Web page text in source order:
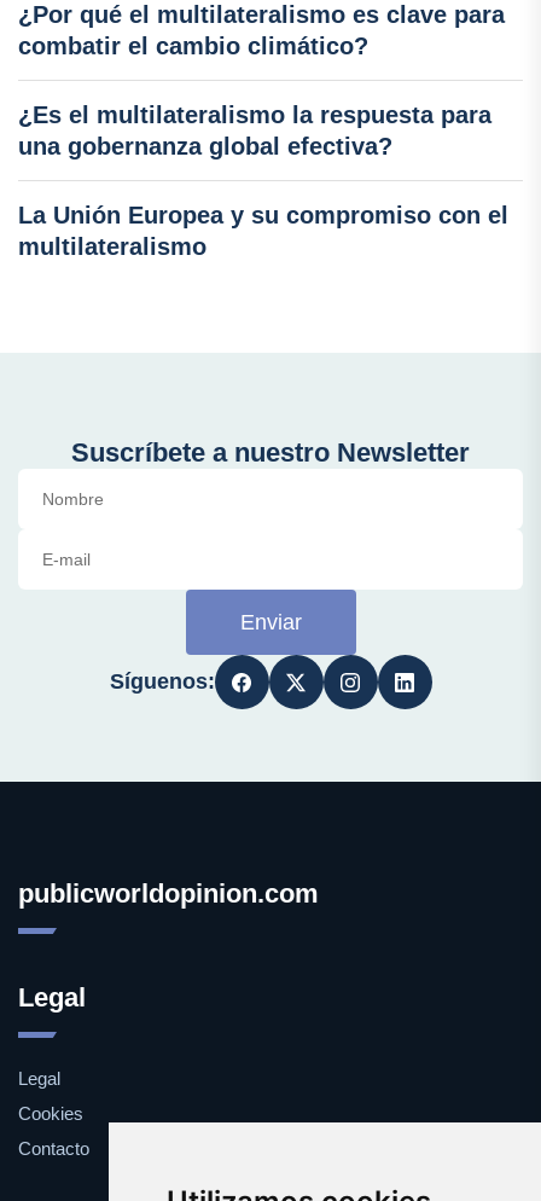
¿Por qué el multilateralismo es clave para
combatir el cambio climático?
¿Es el multilateralismo la respuesta para
una gobernanza global efectiva?
La Unión Europea y su compromiso con el
multilateralismo
Suscríbete a nuestro Newsletter
Enviar
Síguenos:
publicworldopinion.com
Legal
Legal
Cookies
Contacto